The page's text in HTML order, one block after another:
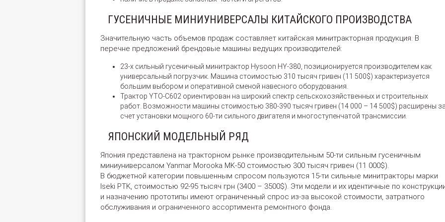
ГУСЕНИЧНЫЕ МИНИУНИВЕРСАЛЫ КИТАЙСКОГО ПРОИЗВОДСТВА
Значительную часть объемов продаж составляет китайская минитракторная продукция. В
перечне предложений брендовые машины ведущих производителей:
23-х сильный гусеничный минитрактор Hysoon HY-380, позиционируется производителем как
универсальный погрузчик. Машина стоимостью 310 тысяч гривен (11 500$) характеризуется
большим выбором и оперативной сменой навесного оборудования.
Трактор YTO-C602 ориентирован на широкий спектр сельскохозяйственных и строительных
работ. Возможности машины стоимостью 380-390 тысяч гривен (14 000 – 14 500$) расширены
счет установки мощного 60-ти сильного двигателя и многоступенчатой трансмиссии.
ЯПОНСКИЙ МОДЕЛЬНЫЙ РЯД
Япония представлена на тракторном рынке производительным 50-ти сильным гусеничным
миниуниверсалом Yanmar Morooka MK-50 стоимостью 300 тысяч гривен (11 000$).
В бюджетной категории повышенным спросом пользуются 15-ти сильные минитракторы марки
Iseki PTK, стоимостью 92-95 тысяч грн (3400 – 3500$). Эти модели и их идентичные по
и назначению прототипы имеют ограниченный спрос из-за высокой стоимости, затратного
обслуживания и ограниченного ассортимента ремонтного фонда.